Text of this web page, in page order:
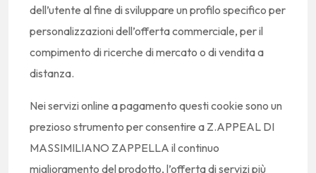
dell’utente al fine di sviluppare un profilo specifico per
personalizzazioni dell’offerta commerciale, per il
compimento di ricerche di mercato o di vendita a
distanza.
Nei servizi online a pagamento questi cookie sono un
prezioso strumento per consentire a Z.APPEAL DI
MASSIMILIANO ZAPPELLA il continuo
miglioramento del prodotto, l’offerta di servizi più